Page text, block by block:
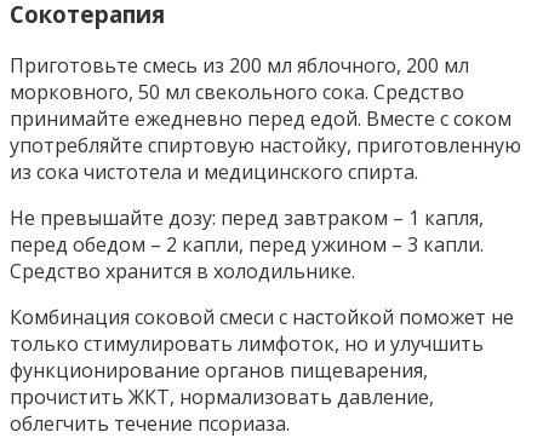
Сокотерапия
Приготовьте смесь из 200 мл яблочного, 200 мл
морковного, 50 мл свекольного сока. Средство
принимайте ежедневно перед едой. Вместе с соком
употребляйте спиртовую настойку, приготовленную
из сока чистотела и медицинского спирта.
Не превышайте дозу: перед завтраком – 1 капля,
перед обедом – 2 капли, перед ужином – 3 капли.
Средство хранится в холодильнике.
Комбинация соковой смеси с настойкой поможет не
только стимулировать лимфоток, но и улучшить
функционирование органов пищеварения,
прочистить ЖКТ, нормализовать давление,
облегчить течение псориаза.